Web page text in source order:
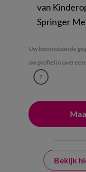
van
Springer
Uw bovenstaande
uw profiel in
?
Bekijk